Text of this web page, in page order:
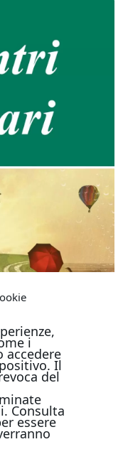
i
accedere
Il
del
Consulta
essere